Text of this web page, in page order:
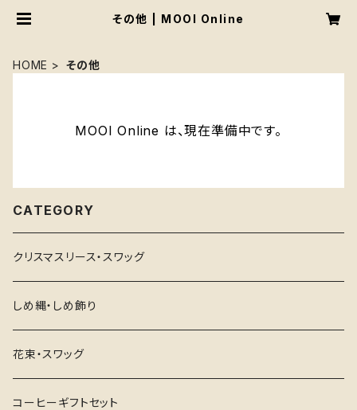
その他 | MOOI Online
HOME その他
MOOI Online は、現在準備中です。
CATEGORY
クリスマスリース・スワッグ
しめ縄・しめ飾り
花束・スワッグ
コーヒーギフトセット